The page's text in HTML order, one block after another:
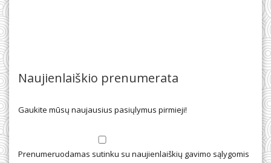
Naujienlaiškio prenumerata
Gaukite mūsų naujausius pasiųlymus pirmieji!
Prenumeruodamas sutinku su naujienlaiškių gavimo sąlygomis